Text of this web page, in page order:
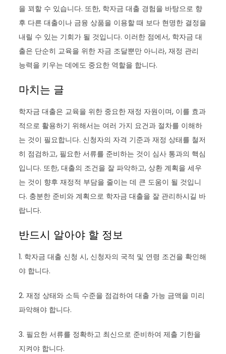
을 꾀할 수 있습니다. 또한, 학자금 대출 경험을 바탕으로 향
후 다른 대출이나 금융 상품을 이용할 때 보다 현명한 결정을
내릴 수 있는 기회가 될 것입니다. 이러한 점에서, 학자금 대
출은 단순히 교육을 위한 자금 조달뿐만 아니라, 재정 관리
능력을 키우는 데에도 중요한 역할을 합니다.
마치는 글
학자금 대출은 교육을 위한 중요한 재정 자원이며, 이를 효과
적으로 활용하기 위해서는 여러 가지 요건과 절차를 이해하
는 것이 필요합니다. 신청자의 자격 기준과 재정 상태를 철저
히 점검하고, 필요한 서류를 준비하는 것이 심사 통과의 핵심
입니다. 또한, 대출의 조건을 잘 파악하고, 상환 계획을 세우
는 것이 향후 재정적 부담을 줄이는 데 큰 도움이 될 것입니
다. 충분한 준비와 계획으로 학자금 대출을 잘 관리하시길 바
랍니다.
반드시 알아야 할 정보
1. 학자금 대출 신청 시, 신청자의 국적 및 연령 조건을 확인해
야 합니다.
2. 재정 상태와 소득 수준을 점검하여 대출 가능 금액을 미리
파악해야 합니다.
3. 필요한 서류를 정확하고 최신으로 준비하여 제출 기한을
지켜야 합니다.